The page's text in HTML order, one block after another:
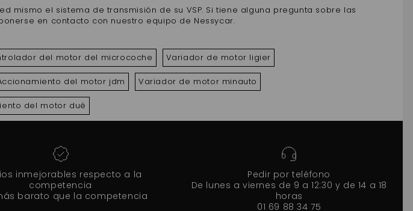
mismo el sistema de transmisión de su VSP. Si tiene alguna pregunta sobre las
en contacto con nuestro equipo de Nessycar.
del motor del microcoche Variador de motor ligier
del motor jdm Variador de motor minauto
del motor dué
inmejorables respecto a la
competencia
barato que la competencia
Pedir por teléfono
De lunes a viernes de 9 a 12:30 y de 14 a 18
horas
01 69 88 34 75